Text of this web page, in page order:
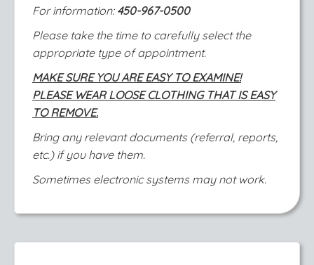
For information: 450-967-0500
Please take the time to carefully select the
appropriate type of appointment.
MAKE SURE YOU ARE EASY TO EXAMINE!
PLEASE WEAR LOOSE CLOTHING THAT IS EASY
TO REMOVE.
Bring any relevant documents (referral, reports,
etc.) if you have them.
Sometimes electronic systems may not work.